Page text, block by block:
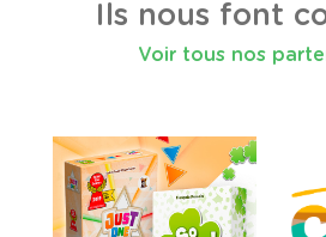
Ils nous font
Voir tous nos